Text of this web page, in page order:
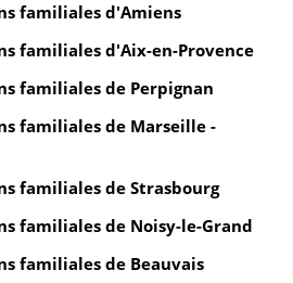
familiales d'Amiens
familiales d'Aix-en-Provence
familiales de Perpignan
familiales de Marseille -
familiales de Strasbourg
familiales de Noisy-le-Grand
familiales de Beauvais